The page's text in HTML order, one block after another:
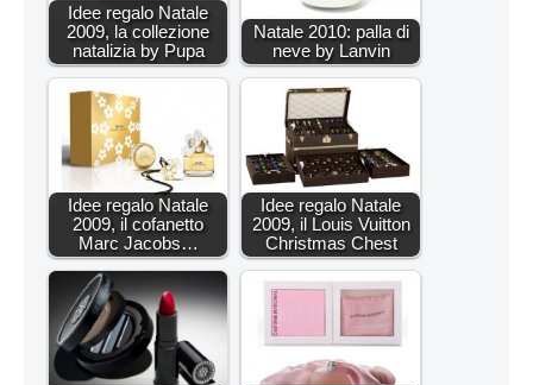
Idee regalo Natale
2009, la collezione
natalizia by Pupa
Natale 2010: palla di
neve by Lanvin
Idee regalo Natale
2009, il cofanetto
Marc Jacobs…
Idee regalo Natale
2009, il Louis Vuitton
Christmas Chest